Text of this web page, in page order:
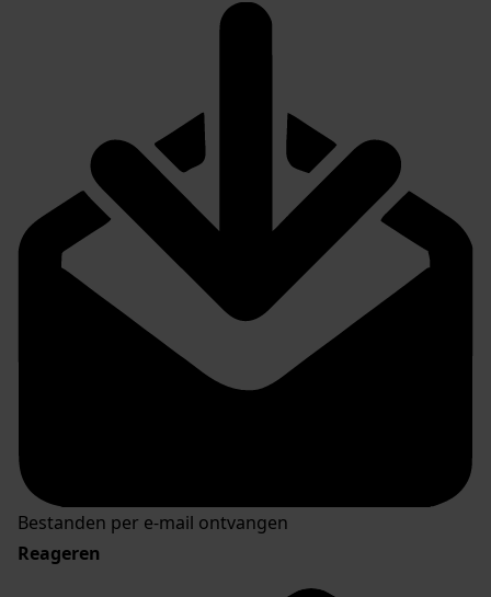
Bestanden per e-mail ontvangen
Reageren